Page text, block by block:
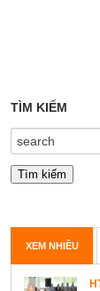
trùng tu ngôi
vũ uy nghiêm,
TÌM KIẾM
XEM NHIỀU